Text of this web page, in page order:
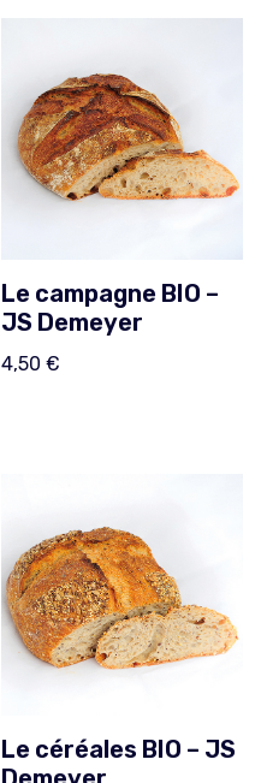
Le campagne BIO –
JS Demeyer
4,50€
Le céréales BIO – JS